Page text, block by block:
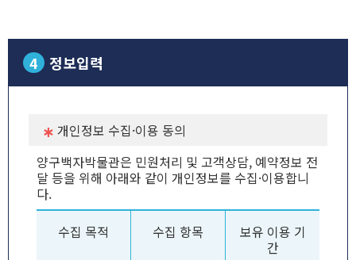
4 정보입력
개인정보 수집·이용 동의
양구백자박물관은 민원처리 및 고객상담, 예약정보 전
달 등을 위해 아래와 같이 개인정보를 수집·이용합니
다.
수집 목적
수집 항목
보유 이용 기
간